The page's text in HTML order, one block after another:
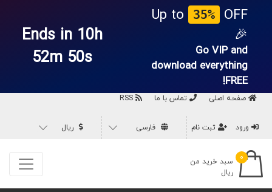
Up to 35%
OFF
🎉
Go VIP and
download everything
FREE!
Ends in 10h
52m 50s
صفحه اصلی تماس با ما
ورود ثبت نام فارسی ریال
۰
سبد خرید من
ریال